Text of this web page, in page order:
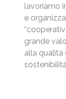
lavoriamo
e
grande
alla qualità